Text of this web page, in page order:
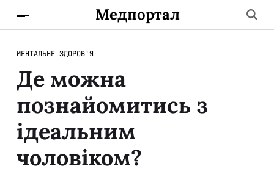
Медпортал
МЕНТАЛЬНЕ ЗДОРОВ'Я
Де можна
познайомитись з
ідеальним
чоловіком?